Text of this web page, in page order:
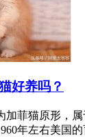
好养吗？
加菲猫原形，
年左右美国